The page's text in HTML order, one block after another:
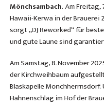
Mönchsambach.Am Freitag,
Hawaii-Kerwa in der Brauerei
sorgt „DJ Reworked“ für
und gute Laune sind
Am Samstag, 8. November
der Kirchweihbaum
Blaskapelle Mönchherrnsdorf.
Hahnenschlag im Hof der